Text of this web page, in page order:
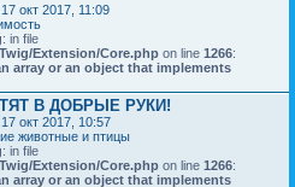
17 окт 2017, 11:09
: in file
Extension/Core.php on line 1266:
array or an object that implements
В ДОБРЫЕ РУКИ!
17 окт 2017, 10:57
животные и птицы
: in file
Extension/Core.php on line 1266:
array or an object that implements